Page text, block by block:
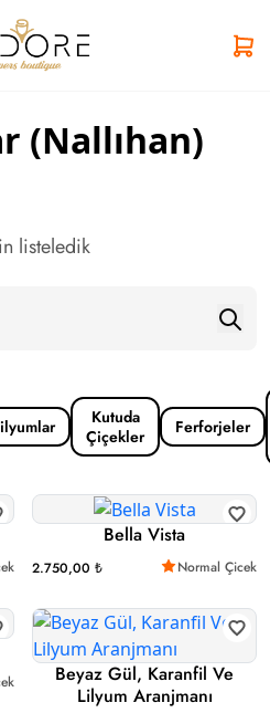
(Nallıhan)
listeledik
Kutuda
Çiçekler
Ferforjeler
Bella Vista
2.750,00 ₺ Normal Çicek
Beyaz Gül, Karanfil Ve
Lilyum Aranjmanı